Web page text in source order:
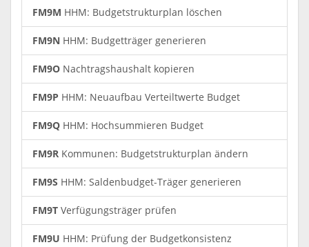
FM9M HHM: Budgetstrukturplan löschen
FM9N HHM: Budgetträger generieren
FM9O Nachtragshaushalt kopieren
FM9P HHM: Neuaufbau Verteiltwerte Budget
FM9Q HHM: Hochsummieren Budget
FM9R Kommunen: Budgetstrukturplan ändern
FM9S HHM: Saldenbudget-Träger generieren
FM9T Verfügungsträger prüfen
FM9U HHM: Prüfung der Budgetkonsistenz